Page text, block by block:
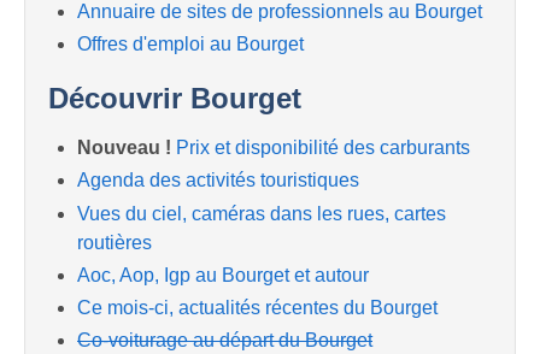
Annuaire de sites de professionnels au Bourget
Offres d'emploi au Bourget
Découvrir Bourget
Nouveau ! Prix et disponibilité des carburants
Agenda des activités touristiques
Vues du ciel, caméras dans les rues, cartes
routières
Aoc, Aop, Igp au Bourget et autour
Ce mois-ci, actualités récentes du Bourget
Co-voiturage au départ du Bourget